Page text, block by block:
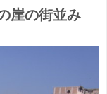
崖の街並み